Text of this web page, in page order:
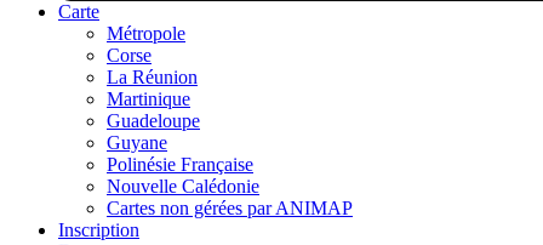
Carte
Métropole
Corse
La Réunion
Martinique
Guadeloupe
Guyane
Polinésie Française
Nouvelle Calédonie
Cartes non gérées par ANIMAP
Inscription